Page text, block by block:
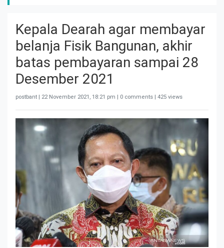
Kepala Dearah agar membayar
belanja Fisik Bangunan, akhir
batas pembayaran sampai 28
Desember 2021
postbant | 22 November 2021, 18:21 pm | 0 comments | 425 views